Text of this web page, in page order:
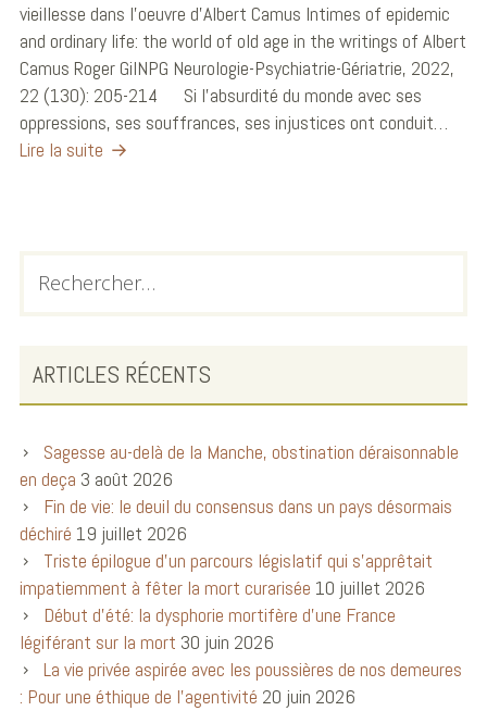
vieillesse dans l’oeuvre d’Albert Camus Intimes of epidemic
and ordinary life: the world of old age in the writings of Albert
Camus Roger GilNPG Neurologie-Psychiatrie-Gériatrie, 2022,
22 (130): 205-214 Si l’absurdité du monde avec ses
oppressions, ses souffrances, ses injustices ont conduit…
Lire la suite
ARTICLES RÉCENTS
Sagesse au-delà de la Manche, obstination déraisonnable
en deça 3 août 2026
Fin de vie: le deuil du consensus dans un pays désormais
déchiré 19 juillet 2026
Triste épilogue d’un parcours législatif qui s’apprêtait
impatiemment à fêter la mort curarisée 10 juillet 2026
Début d’été: la dysphorie mortifère d’une France
légiférant sur la mort 30 juin 2026
La vie privée aspirée avec les poussières de nos demeures
: Pour une éthique de l’agentivité 20 juin 2026